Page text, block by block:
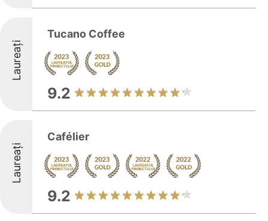
Laureați
Tucano Coffee
9.2
Laureați
Cafélier
9.2